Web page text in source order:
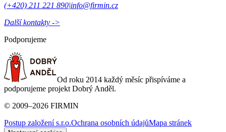
(+420) 211 221 890|info@firmin.cz
Další kontakty ->
Podporujeme
Od roku 2014 každý měsíc přispíváme a
podporujeme projekt Dobrý Anděl.
© 2009–2026 FIRMIN
Postup založení s.r.o.Ochrana osobních údajůMapa stránek